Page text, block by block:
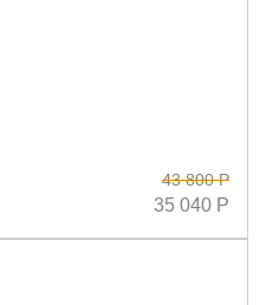
43 800 Р
35 040 Р